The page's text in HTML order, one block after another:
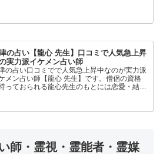
の占い【龍心 先生】口コミで人気急上昇
実力派イケメン占い師
の占い口コミでで人気急上昇中なのが実力派
メン占い師【龍心 先生】です。僧侶の資格
っておられる龍心先生のもとには恋愛・結
ています。
師・霊視・霊能者・霊媒